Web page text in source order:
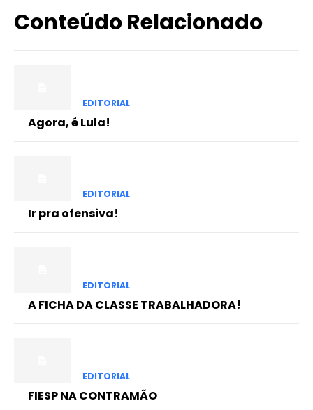
Conteúdo Relacionado
EDITORIAL
Agora, é Lula!
EDITORIAL
Ir pra ofensiva!
EDITORIAL
A FICHA DA CLASSE TRABALHADORA!
EDITORIAL
FIESP NA CONTRAMÃO